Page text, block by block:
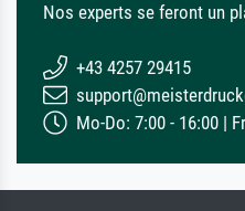
Nos experts se feront un
+43 4257 29415
Mo-Do: 7:00 - 16:00 |